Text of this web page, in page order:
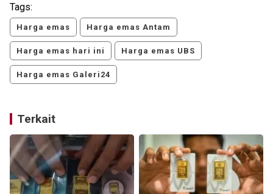
Tags:
Harga emas Harga emas Antam
Harga emas hari ini Harga emas UBS
Harga emas Galeri24
Terkait